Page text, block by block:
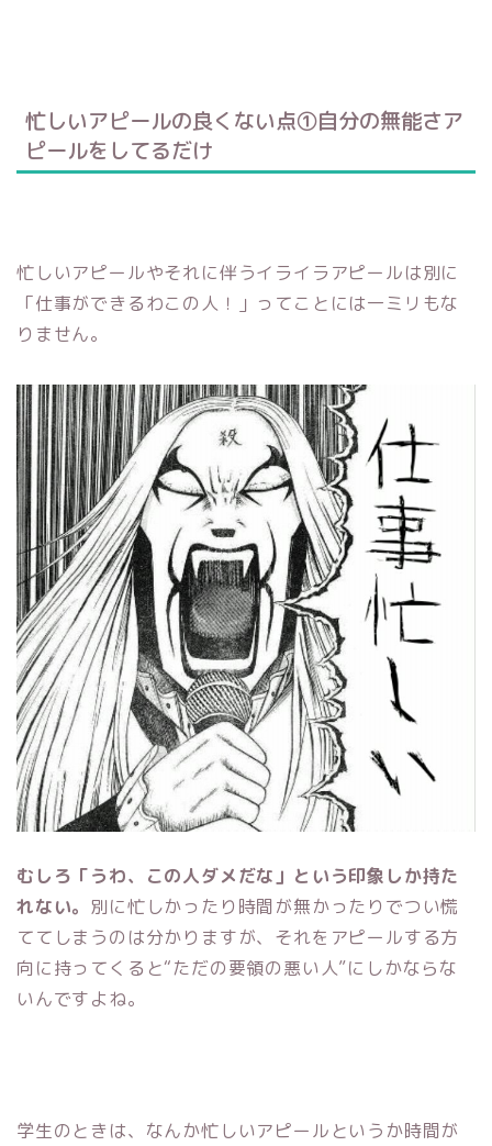
忙しいアピールの良くない点①自分の無能さア
ピールをしてるだけ
忙しいアピールやそれに伴うイライラアピールは別に
「仕事ができるわこの人！」ってことには一ミリもな
りません。
むしろ「うわ、この人ダメだな」という印象しか持た
れない。 別に忙しかったり時間が無かったりでつい慌
ててしまうのは分かりますが、それをアピールする方
向に持ってくると“ただの要領の悪い人”にしかならな
いんですよね。
学生のときは、なんか忙しいアピールというか時間が